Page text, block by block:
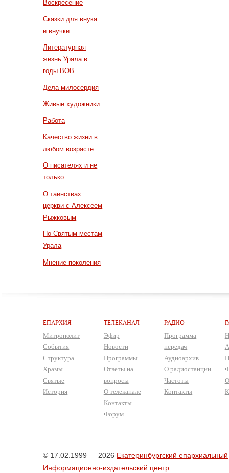
Воскресение
Сказки для внука
и внучки
Литературная
жизнь Урала в
годы ВОВ
Дела милосердия
Живые художники
Работа
Качество жизни в
любом возрасте
О писателях и не
только
О таинствах
церкви с Алексеем
Рыжковым
По Святым местам
Урала
Мнение поколения
ЕПАРХИЯ
Митрополит
События
Структура
Храмы
Святые
История
ТЕЛЕКАНАЛ
Эфир
Новости
Программы
Ответы на
вопросы
О телеканале
Контакты
Форум
РАДИО
Программа
передач
Аудиоархив
О радиостанции
Частоты
Контакты
© 17.02.1999 — 2026 Екатеринбургский епархиальный
Информационно-издательский центр